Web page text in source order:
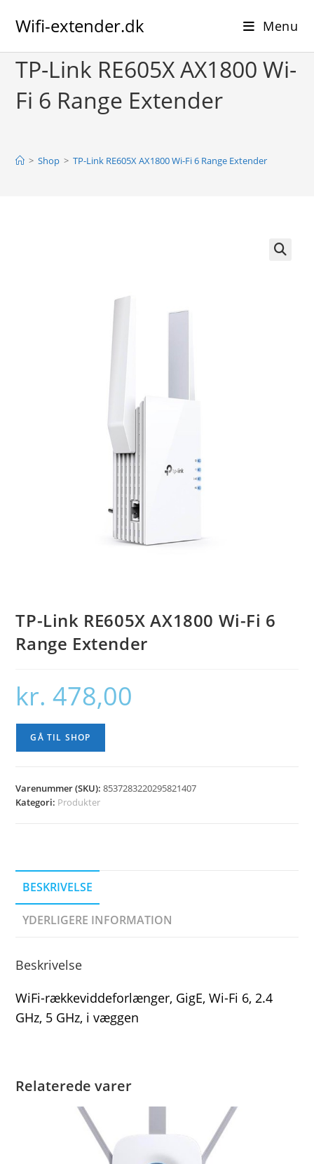
Wifi-extender.dk Menu
TP-Link RE605X AX1800 Wi-
Fi 6 Range Extender
> Shop > TP-Link RE605X AX1800 Wi-Fi 6 Range Extender
TP-Link RE605X AX1800 Wi-Fi 6
Range Extender
kr. 478,00
GÅ TIL SHOP
Varenummer (SKU):8537283220295821407
Kategori: Produkter
BESKRIVELSE
YDERLIGERE INFORMATION
Beskrivelse
WiFi-rækkeviddeforlænger, GigE, Wi-Fi 6, 2.4
GHz, 5 GHz, i væggen
Relaterede varer